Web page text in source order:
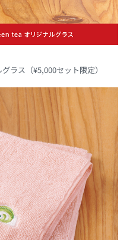
ラス（¥5,000セット限定）